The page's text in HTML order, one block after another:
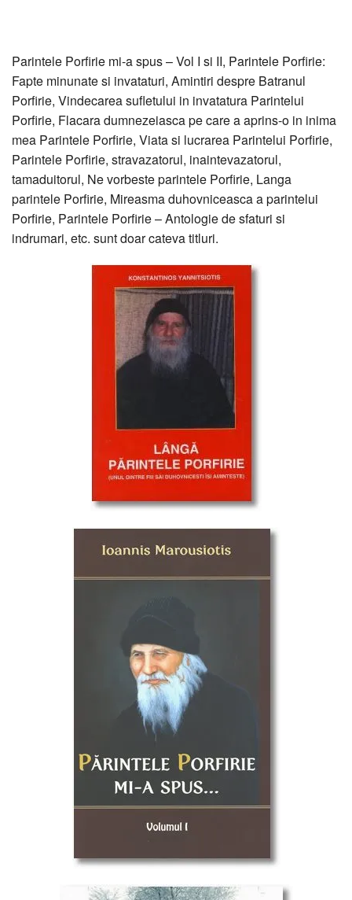
Parintele Porfirie mi-a spus – Vol I si II, Parintele Porfirie:
Fapte minunate si invataturi, Amintiri despre Batranul
Porfirie, Vindecarea sufletului in invatatura Parintelui
Porfirie, Flacara dumnezeiasca pe care a aprins-o in inima
mea Parintele Porfirie, Viata si lucrarea Parintelui Porfirie,
Parintele Porfirie, stravazatorul, inaintevazatorul,
tamaduitorul, Ne vorbeste parintele Porfirie, Langa
parintele Porfirie, Mireasma duhovniceasca a parintelui
Porfirie, Parintele Porfirie – Antologie de sfaturi si
indrumari, etc. sunt doar cateva titluri.